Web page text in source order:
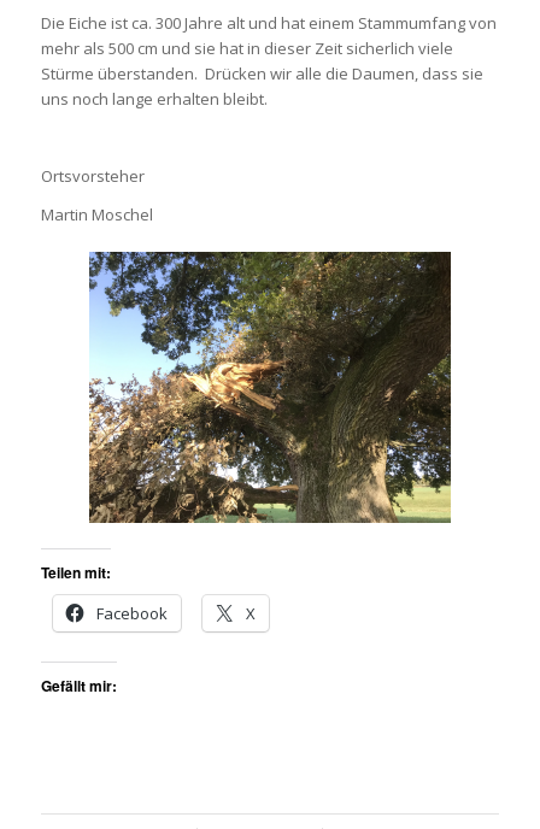
Die Eiche ist ca. 300 Jahre alt und hat einem Stammumfang von
mehr als 500 cm und sie hat in dieser Zeit sicherlich viele
Stürme überstanden. Drücken wir alle die Daumen, dass sie
uns noch lange erhalten bleibt.
Ortsvorsteher
Martin Moschel
Teilen mit:
Facebook
X
Gefällt mir: